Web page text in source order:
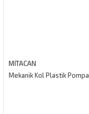
MİTACAN
Mekanik Kol Plastik Pompa